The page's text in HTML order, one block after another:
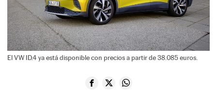
El VW ID.4 ya está disponible con precios a partir de 38.085 euros.